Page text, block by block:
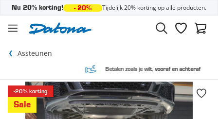
Nu 20% korting! - 20% Tijdelijk 20% korting op alle producten.
Verlanglijst
Assteunen
Betalen zoals je wilt,vooraf en achteraf
-20% korting
Sale